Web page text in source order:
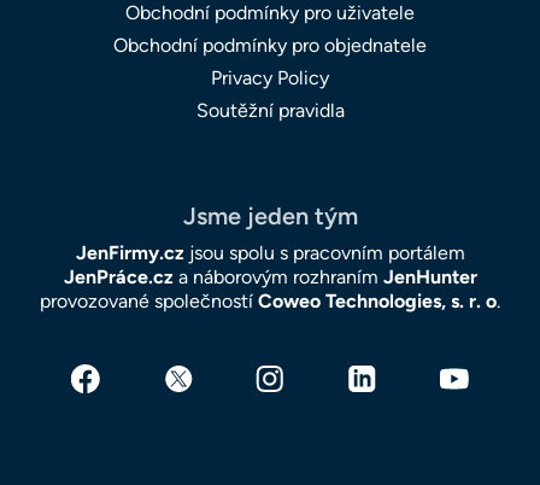
Obchodní podmínky pro uživatele
Obchodní podmínky pro objednatele
Privacy Policy
Soutěžní pravidla
Jsme jeden tým
JenFirmy.czjsou spolu s pracovním portálem
JenPráce.cza náborovým rozhraním JenHunter
provozované společností Coweo Technologies, s. r. o.